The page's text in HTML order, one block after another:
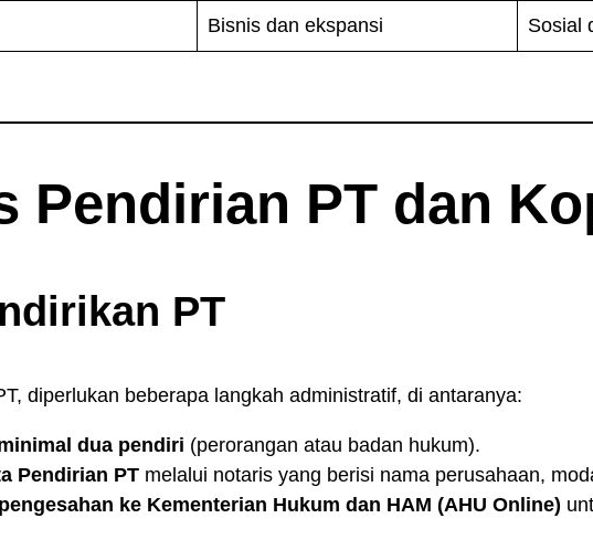
Bisnis dan ekspansi Sosial
Pendirian PT dan
PT
diperlukan beberapa langkah administratif, di antaranya:
dua pendiri (perorangan atau badan hukum).
Pendirian PT melalui notaris yang berisi nama perusahaan,
ke Kementerian Hukum dan HAM (AHU Online)